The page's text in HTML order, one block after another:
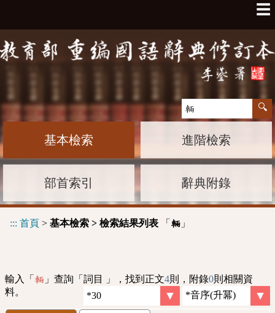
☰
基本檢索 進階檢索
部首索引 辭典附錄
::: 首頁 > 基本檢索 > 檢索結果列表 「 輛 」
輸入「 輛 」查詢「詞目 」，找到正文4則，附錄0則相關資
料。